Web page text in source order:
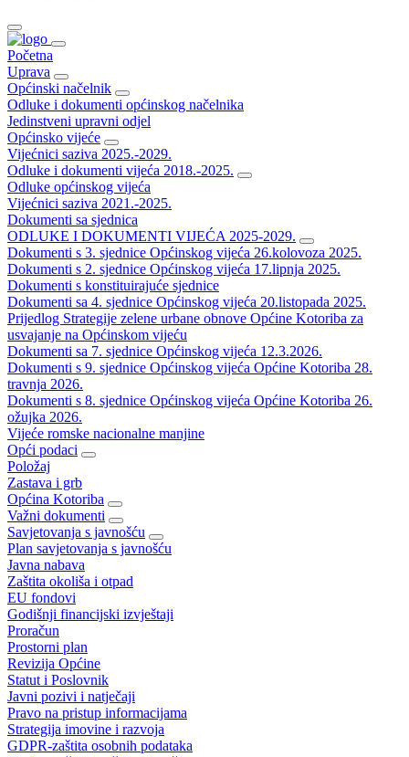
Početna
Uprava
Općinski načelnik
Odluke i dokumenti općinskog načelnika
Jedinstveni upravni odjel
Općinsko vijeće
Vijećnici saziva 2025.-2029.
Odluke i dokumenti vijeća 2018.-2025.
Odluke općinskog vijeća
Vijećnici saziva 2021.-2025.
Dokumenti sa sjednica
ODLUKE I DOKUMENTI VIJEĆA 2025-2029.
Dokumenti s 3. sjednice Općinskog vijeća 26.kolovoza 2025.
Dokumenti s 2. sjednice Općinskog vijeća 17.lipnja 2025.
Dokumenti s konstituirajuće sjednice
Dokumenti sa 4. sjednice Općinskog vijeća 20.listopada 2025.
Prijedlog Strategije zelene urbane obnove Općine Kotoriba za
usvajanje na Općinskom vijeću
Dokumenti sa 7. sjednice Općinskog vijeća 12.3.2026.
Dokumenti s 9. sjednice Općinskog vijeća Općine Kotoriba 28.
travnja 2026.
Dokumenti s 8. sjednice Općinskog vijeća Općine Kotoriba 26.
ožujka 2026.
Vijeće romske nacionalne manjine
Opći podaci
Položaj
Zastava i grb
Općina Kotoriba
Važni dokumenti
Savjetovanja s javnošću
Plan savjetovanja s javnošću
Javna nabava
Zaštita okoliša i otpad
EU fondovi
Godišnji financijski izvještaji
Proračun
Prostorni plan
Revizija Općine
Statut i Poslovnik
Javni pozivi i natječaji
Pravo na pristup informacijama
Strategija imovine i razvoja
GDPR-zaštita osobnih podataka